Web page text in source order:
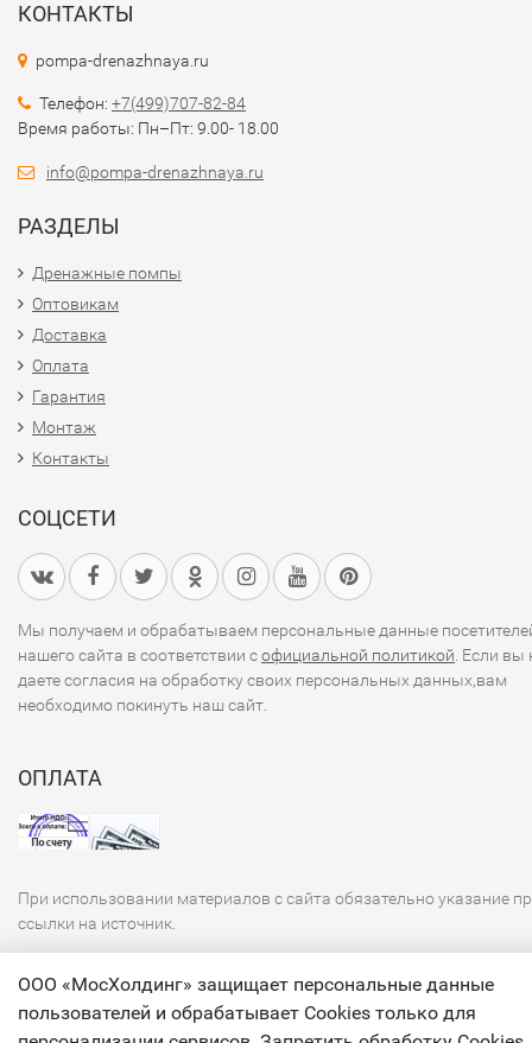
КОНТАКТЫ
pompa-drenazhnaya.ru
Телефон: +7(499)707-82-84
Время работы: Пн–Пт: 9.00- 18.00
info@pompa-drenazhnaya.ru
РАЗДЕЛЫ
Дренажные помпы
Оптовикам
Доставка
Оплата
Гарантия
Монтаж
Контакты
СОЦСЕТИ
Мы получаем и обрабатываем персональные данные
нашего сайта в соответствии софициальной политикой . Если вы
даете согласия на обработку своих персональных данных,вам
необходимо покинуть наш сайт.
ОПЛАТА
При использовании материалов с сайта обязательно указание
ссылки на источник.
ООО «МосХолдинг» защищает персональные данные
пользователей и обрабатывает Cookies только для